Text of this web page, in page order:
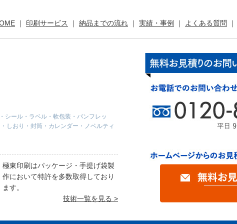
印刷サービス 納品までの流れ 実績・事例 よくある質問
シール・ラベル・軟包装・パンフレッ
しおり・封筒・カレンダー・ノベルティ
極東印刷はパッケージ・手提げ袋製
作において特許を多数取得しており
ます。
技術一覧を見る >